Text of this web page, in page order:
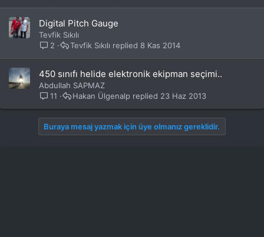
Digital Pitch Gauge
Tevfik Sıkılı
2
8 Kas 2014
Tevfik Sıkılı
450 sınıfı helide elektronik ekipman seçimi..
Abdullah SAPMAZ
11
23 Haz 2013
Hakan Ülgenalp
Buraya mesaj yazmak için üye olmanız gereklidir.